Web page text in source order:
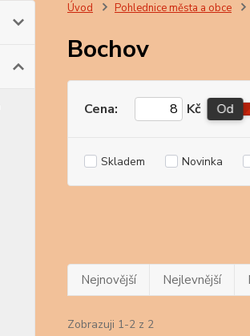
Úvod Pohlednice města a obce
Bochov
Cena: Kč Od
Skladem Novinka
Nejnovější Nejlevnější
Zobrazuji 1-2 z 2
Souhlasím se